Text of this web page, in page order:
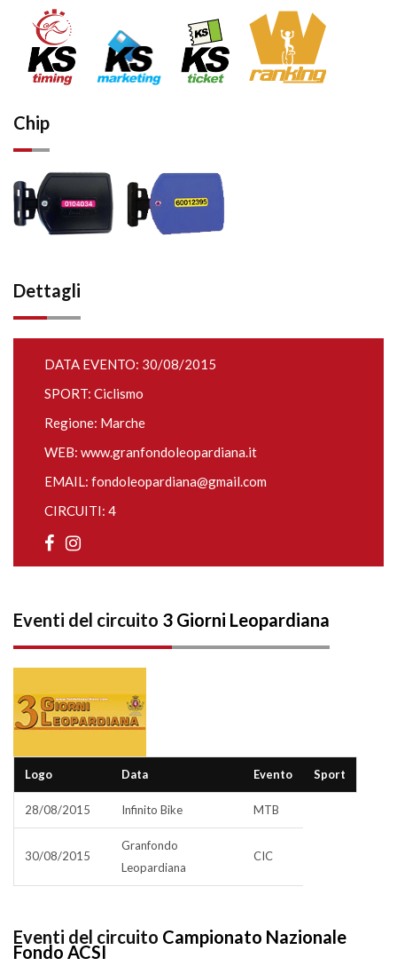
Chip
Dettagli
DATA EVENTO: 30/08/2015
SPORT: Ciclismo
Regione: Marche
WEB: www.granfondoleopardiana.it
EMAIL: fondoleopardiana@gmail.com
CIRCUITI: 4
Eventi del circuito 3 Giorni Leopardiana
Logo Data Evento Sport
28/08/2015 Infinito Bike MTB
30/08/2015
Granfondo
Leopardiana
CIC
Eventi del circuito Campionato Nazionale
Fondo ACSI